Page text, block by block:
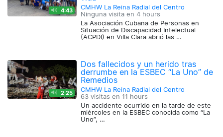
4:43
CMHW La Reina Radial del Centro
Ninguna visita en4 hours
La Asociación Cubana de Personas en
Situación de Discapacidad Intelectual
(ACPDI) en Villa Clara abrió las …
2:25
Dos fallecidos y un herido tras
derrumbe en la ESBEC “La Uno” de
Remedios
CMHW La Reina Radial del Centro
63 visitas en 11 hours
Un accidente ocurrido en la tarde de este
miércoles en la ESBEC conocida como “La
Uno”, …